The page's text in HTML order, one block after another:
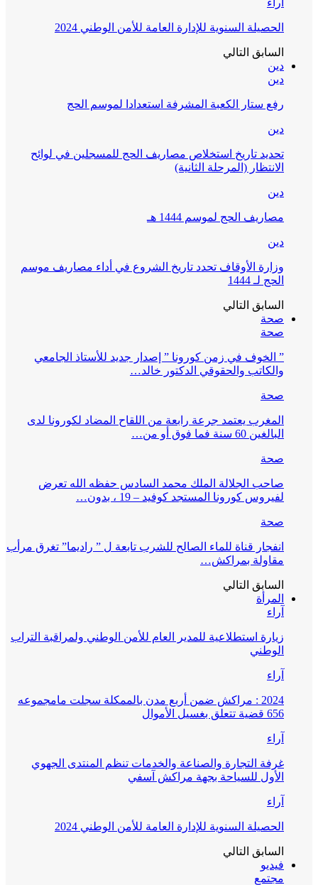
آراء
الحصيلة السنوية للإدارة العامة للأمن الوطني 2024
السابق التالي
دين
دين
رفع ستار الكعبة المشرفة استعدادا لموسم الحج
دين
تحديد تاريخ استخلاص مصاريف الحج للمسجلين في لوائح
الانتظار (المرحلة الثانية)
دين
مصاريف الحج لموسم 1444 هـ
دين
وزارة الأوقاف تحدد تاريخ الشروع في أداء مصاريف موسم
الحج لـ 1444
السابق التالي
صحة
صحة
” الخوف في زمن كورونا ” إصدار جديد للأستاذ الجامعي
والكاتب والحقوقي الدكتور خالد…
صحة
المغرب يعتمد جرعة رابعة من اللقاح المضاد لكورونا لدى
البالغين 60 سنة فما فوق أو من…
صحة
صاحب الجلالة الملك محمد السادس حفظه الله تعرض
لفيروس كورونا المستجد كوفيد – 19 ، بدون…
صحة
انفجار قناة للماء الصالح للشرب تابعة ل ” راديما” تغرق مرأب
مقاولة بمراكش…
السابق التالي
المرأة
آراء
زيارة استطلاعية للمدير العام للأمن الوطني ولمراقبة التراب
الوطني
آراء
2024 : مراكش ضمن أربع مدن بالممكلة سجلت مامجموعه
656 قضية تتعلق بغسيل الأموال
آراء
غرفة التجارة والصناعة والخدمات تنظم المنتدى الجهوي
الأول للسياحة بجهة مراكش آسفي
آراء
الحصيلة السنوية للإدارة العامة للأمن الوطني 2024
السابق التالي
فيديو
مجتمع